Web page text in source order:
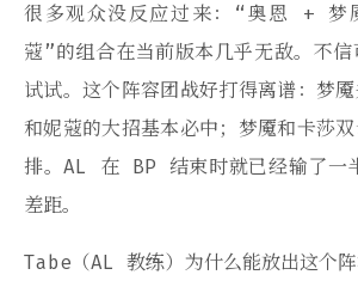
很多观众没反应过来：“奥恩 +
蔻”的组合在当前版本几乎无敌。不
试试。这个阵容团战好打得离谱：梦
和妮蔻的大招基本必中；梦魇和卡莎
排。AL 在 BP 结束时就已经输了一
差距。
Tabe（AL 教练）为什么能放出这个